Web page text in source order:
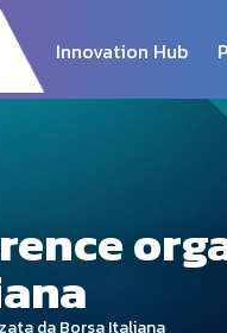
Innovation Hub
da Borsa Italiana